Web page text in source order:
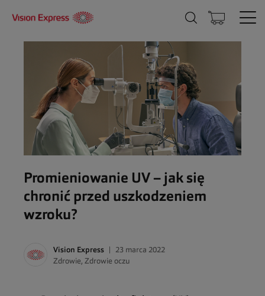
Promieniowanie UV – jak się
chronić przed uszkodzeniem
wzroku?
Vision Express
23 marca 2022
Zdrowie, Zdrowie oczu